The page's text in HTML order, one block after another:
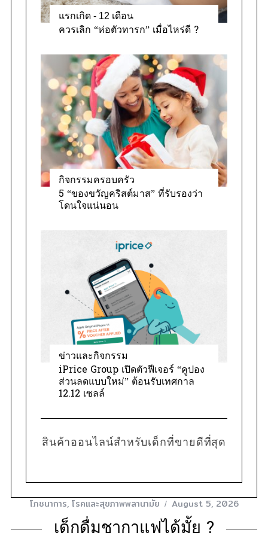
แรกเกิด - 12 เดือน
ควรเลิก “ห่อตัวทารก” เมื่อไหร่ดี ?
กิจกรรมครอบครัว
5 “ของขวัญคริสต์มาส” ที่รับรองว่า
โดนใจแน่นอน
ข่าวและกิจกรรม
iPrice Group เปิดตัวฟีเจอร์ “คูปอง
ส่วนลดแบบใหม่” ต้อนรับเทศกาล
12.12 เซลล์
สินค้าออนไลน์สำหรับเด็กที่ขายดีที่สุด
โภชนาการ, โรคและสุขภาพพลานามัย August 5, 2026
เด็กดื่มชากาแฟได้มั้ย ?